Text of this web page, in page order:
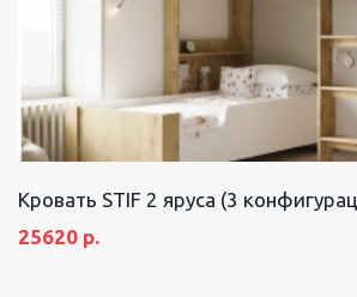
Кровать STIF 2 яруса (3
25620 р.